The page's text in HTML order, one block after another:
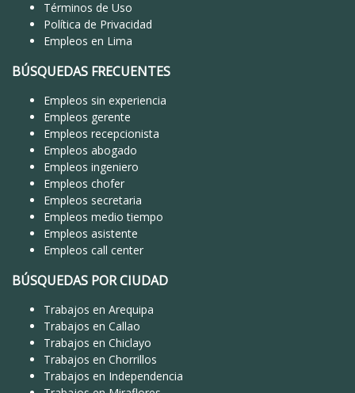
Términos de Uso
Política de Privacidad
Empleos en Lima
BÚSQUEDAS FRECUENTES
Empleos sin experiencia
Empleos gerente
Empleos recepcionista
Empleos abogado
Empleos ingeniero
Empleos chofer
Empleos secretaria
Empleos medio tiempo
Empleos asistente
Empleos call center
BÚSQUEDAS POR CIUDAD
Trabajos en Arequipa
Trabajos en Callao
Trabajos en Chiclayo
Trabajos en Chorrillos
Trabajos en Independencia